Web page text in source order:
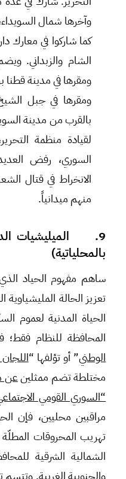
كما شاركوا في معارك
الشام والزبداني.
ومقرها في مدينة
ومقرها في جبل
بالقرب من مدينة
لقيادة منظمة
السوري، رفض
الانخراط في قتال
منهم ميدانياً.
9. الميليشيات
بالمحلياتية)
ساهم مفهوم الحياد
تعزيز الحالة
الحياة المدنية لعموم
المحافظة للنظام فقط؛
الوطني” أو تؤلفها “
مختلطة تضم ممثلينعن
“السوري القومي
مراقبين محليين، فإن
تهريب المحروقات
الشمالية الشرقية
والجنوبية الغربية.